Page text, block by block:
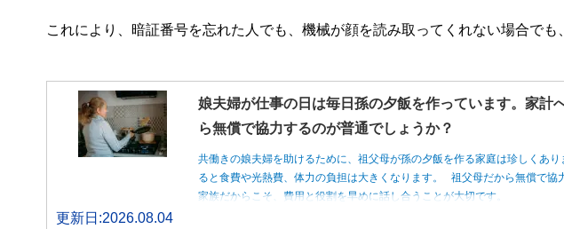
これにより、暗証番号を忘れた人でも、機械が顔を読み取ってくれない場合でも
娘夫婦が仕事の日は毎日孫の夕飯を作っています。家計
ら無償で協力するのが普通でしょうか？
共働きの娘夫婦を助けるために、祖父母が孫の夕飯を作る家庭は珍しくあ
ると食費や光熱費、体力の負担は大きくなります。 祖父母だから無償で協
家族だからこそ、費用と役割を早めに話し合うことが大切です。
更新日:2026.08.04